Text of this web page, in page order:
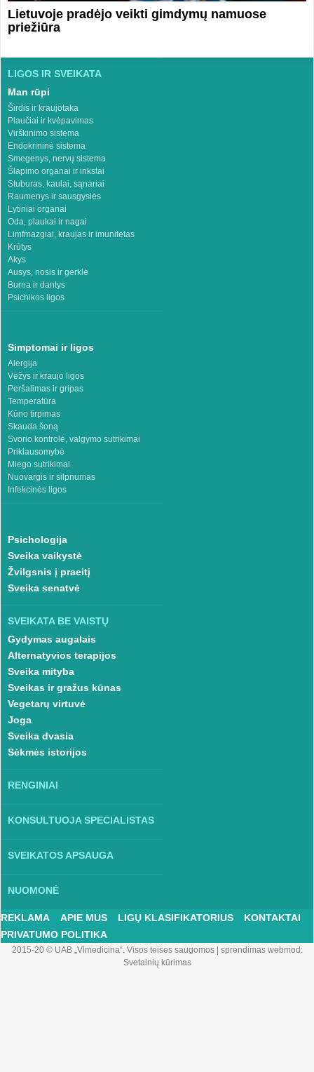
Lietuvoje pradėjo veikti gimdymų namuose
priežiūra
LIGOS IR SVEIKATA
Man rūpi
Širdis ir kraujotaka
Plaučiai ir kvėpavimas
Virškinimo sistema
Endokrininė sistema
Smegenys, nervų sistema
Šlapimo organai ir inkstai
Stuburas, kaulai, sąnariai
Raumenys ir sausgyslės
Lytiniai organai
Oda, plaukai ir nagai
Limfmazgiai, kraujas ir imunitetas
Krūtys
Akys
Ausys, nosis ir gerklė
Burna ir dantys
Psichikos ligos
Simptomai ir ligos
Alergija
Vėžys ir kraujo ligos
Peršalimas ir gripas
Temperatūra
Kūno tirpimas
Skauda šoną
Svorio kontrolė, valgymo sutrikimai
Priklausomybė
Miego sutrikimai
Nuovargis ir silpnumas
Infekcinės ligos
Psichologija
Sveika vaikystė
Žvilgsnis į praeitį
Sveika senatvė
SVEIKATA BE VAISTŲ
Gydymas augalais
Alternatyvios terapijos
Sveika mityba
Sveikas ir gražus kūnas
Vegetarų virtuvė
Joga
Sveika dvasia
Sėkmės istorijos
RENGINIAI
KONSULTUOJA SPECIALISTAS
SVEIKATOS APSAUGA
NUOMONĖ
REKLAMA APIE MUS LIGŲ KLASIFIKATORIUS
KONTAKTAI
PRIVATUMO POLITIKA
2015-20 © UAB „Vlmedicina“. Visos teises saugomos| sprendimas webmod:
Svetainių kūrimas